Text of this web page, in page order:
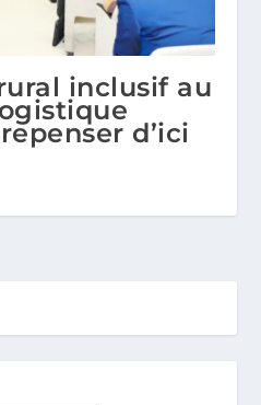
inclusif au
d’ici